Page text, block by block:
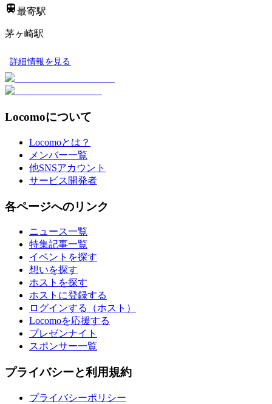
最寄駅
茅ヶ崎駅
詳細情報を見る
Locomoについて
Locomoとは？
メンバー一覧
他SNSアカウント
サービス開発者
各ページへのリンク
ニュース一覧
特集記事一覧
イベントを探す
想いを探す
ホストを探す
ホストに登録する
ログインする（ホスト）
Locomoを応援する
プレゼンナイト
スポンサー一覧
プライバシーと利用規約
プライバシーポリシー